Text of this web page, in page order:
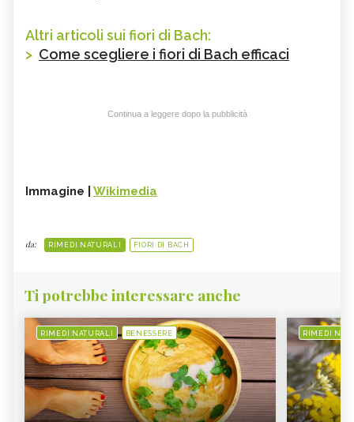
Altri articoli sui fiori di Bach:
> Come scegliere i fiori di Bach efficaci
Continua a leggere dopo la pubblicità
Immagine | Wikimedia
da: RIMEDI NATURALI FIORI DI BACH
Ti potrebbe interessare anche
RIMEDI NATURALI BENESSERE RIMEDI